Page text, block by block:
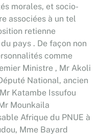
morales, et socio-
associées à un tel
retienne
pays . De façon non
comme
Ministre , Mr Akoli
National, ancien
Katambe Issufou
Mounkaila
Afrique du PNUE à
Mme Bayard